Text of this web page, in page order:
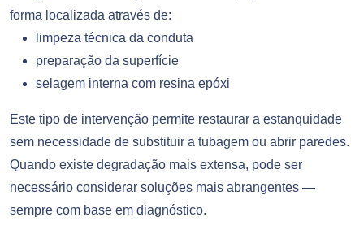
forma localizada através de:
limpeza técnica da conduta
preparação da superfície
selagem interna com resina epóxi
Este tipo de intervenção permite restaurar a estanquidade
sem necessidade de substituir a tubagem ou abrir paredes.
Quando existe degradação mais extensa, pode ser
necessário considerar soluções mais abrangentes —
sempre com base em diagnóstico.